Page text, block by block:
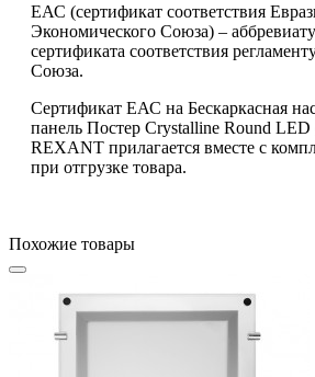
ЕАС (сертификат соответствия
Экономического Союза) –
сертификата соответствия
Союза.
Сертификат ЕАС на Бескаркасная
панель Постер Crystalline Round
REXANT прилагается вместе с
при отгрузке товара.
Похожие товары